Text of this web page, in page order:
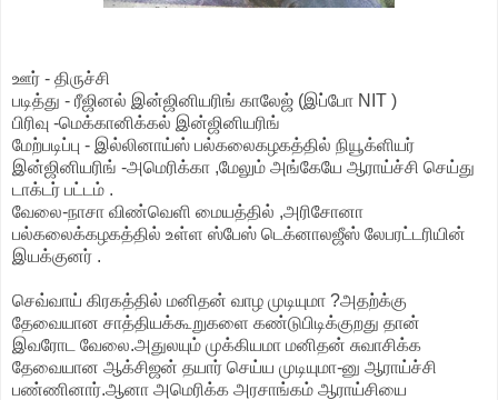
ஊர் - திருச்சி
படித்து - ரீஜினல் இன்ஜினியரிங் காலேஜ் (இப்போ NIT )
பிரிவு -மெக்கானிக்கல் இன்ஜினியரிங்
மேற்படிப்பு - இல்லினாய்ஸ் பல்கலைகழகத்தில் நியூக்ளியர்
இன்ஜினியரிங் -அமெரிக்கா ,மேலும் அங்கேயே ஆராய்ச்சி செய்து
டாக்டர் பட்டம் .
வேலை-நாசா விண்வெளி மையத்தில் ,அரிசோனா
பல்கலைக்கழகத்தில் உள்ள ஸ்பேஸ் டெக்னாலஜீஸ் லேபரட்டரியின்
இயக்குனர் .
செவ்வாய் கிரகத்தில் மனிதன் வாழ முடியுமா ?அதற்க்கு
தேவையான சாத்தியக்கூறுகளை கண்டுபிடிக்குறது தான்
இவரோட வேலை.அதுலயும் முக்கியமா மனிதன் சுவாசிக்க
தேவையான ஆக்சிஜன் தயார் செய்ய முடியுமா-னு ஆராய்ச்சி
பண்ணினார்.ஆனா அமெரிக்க அரசாங்கம் ஆராய்சியை